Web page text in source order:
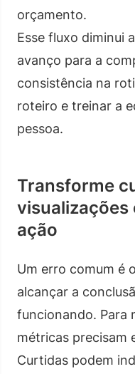
orçamento.
Esse fluxo diminui
avanço para a
consistência na
roteiro e treinar a
pessoa.
Transforme
visualizações
ação
Um erro comum é
alcançar a
funcionando. Para
métricas precisam
Curtidas podem